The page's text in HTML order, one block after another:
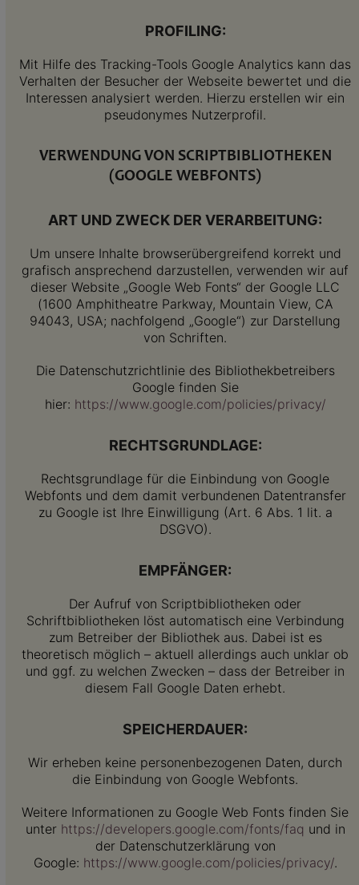
PROFILING:
Mit Hilfe des Tracking-Tools Google Analytics kann das
Verhalten der Besucher der Webseite bewertet und die
Interessen analysiert werden. Hierzu erstellen wir ein
pseudonymes Nutzerprofil.
VERWENDUNG VON SCRIPTBIBLIOTHEKEN
(GOOGLE WEBFONTS)
ART UND ZWECK DER VERARBEITUNG:
Um unsere Inhalte browserübergreifend korrekt und
grafisch ansprechend darzustellen, verwenden wir auf
dieser Website „Google Web Fonts“ der Google LLC
(1600 Amphitheatre Parkway, Mountain View, CA
94043, USA; nachfolgend „Google“) zur Darstellung
von Schriften.
Die Datenschutzrichtlinie des Bibliothekbetreibers
Google finden Sie
hier: https://www.google.com/policies/privacy/
RECHTSGRUNDLAGE:
Rechtsgrundlage für die Einbindung von Google
Webfonts und dem damit verbundenen Datentransfer
zu Google ist Ihre Einwilligung (Art. 6 Abs. 1 lit. a
DSGVO).
EMPFÄNGER:
Der Aufruf von Scriptbibliotheken oder
Schriftbibliotheken löst automatisch eine Verbindung
zum Betreiber der Bibliothek aus. Dabei ist es
theoretisch möglich – aktuell allerdings auch unklar ob
und ggf. zu welchen Zwecken – dass der Betreiber in
diesem Fall Google Daten erhebt.
SPEICHERDAUER:
Wir erheben keine personenbezogenen Daten, durch
die Einbindung von Google Webfonts.
Weitere Informationen zu Google Web Fonts finden Sie
unter https://developers.google.com/fonts/faq und in
der Datenschutzerklärung von
Google: https://www.google.com/policies/privacy/.